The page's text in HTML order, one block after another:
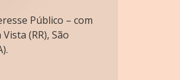
Público – com
(RR), São